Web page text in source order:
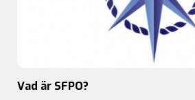
Vad är SFPO?